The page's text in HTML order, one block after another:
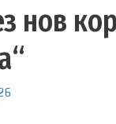
нов